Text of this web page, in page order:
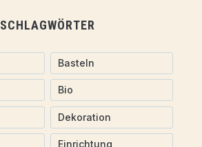
SCHLAGWÖRTER
Basteln
Bio
Dekoration
Einrichtung